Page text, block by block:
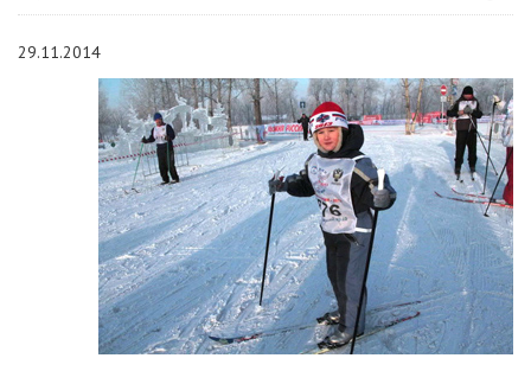
29.11.2014